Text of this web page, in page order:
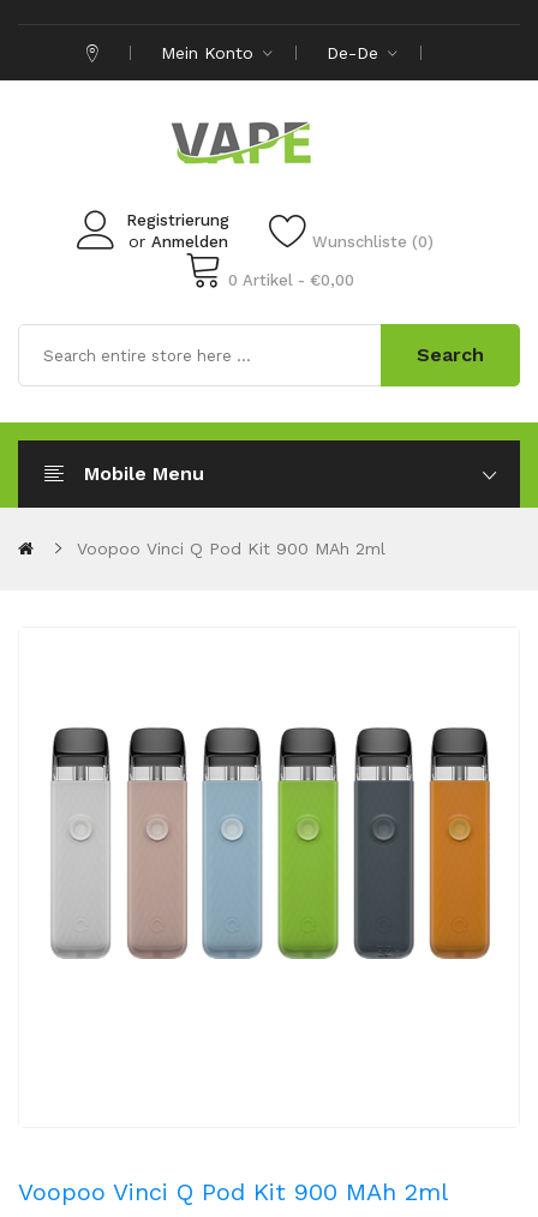
Mein Konto De-De
Registrierung
or Anmelden Wunschliste (0)
0 Artikel - €0,00
Search
Mobile Menu
Voopoo Vinci Q Pod Kit 900 MAh 2ml
Voopoo Vinci Q Pod Kit 900 MAh 2ml